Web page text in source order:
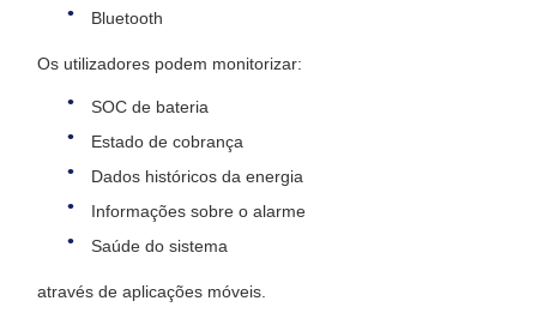
Bluetooth
Os utilizadores podem monitorizar:
SOC de bateria
Estado de cobrança
Dados históricos da energia
Informações sobre o alarme
Saúde do sistema
através de aplicações móveis.